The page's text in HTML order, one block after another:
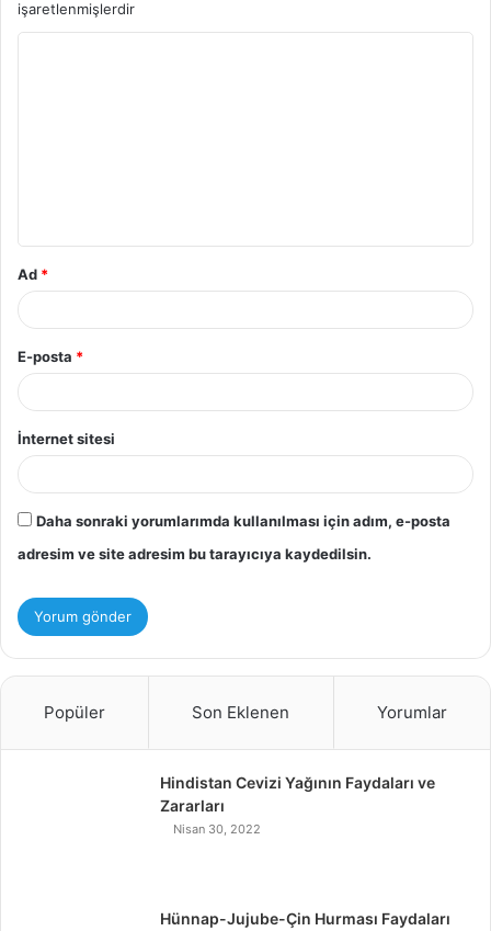
işaretlenmişlerdir
Ad *
E-posta *
İnternet sitesi
Daha sonraki yorumlarımda kullanılması için adım, e-posta
adresim ve site adresim bu tarayıcıya kaydedilsin.
Popüler Son Eklenen Yorumlar
Hindistan Cevizi Yağının Faydaları ve
Zararları
Nisan 30, 2022
Hünnap-Jujube-Çin Hurması Faydaları